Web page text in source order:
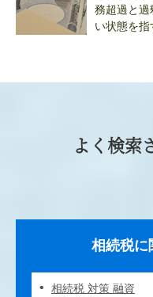
務超過と過
い状態を指
よく検索
相続税に
相続税 対策 融資